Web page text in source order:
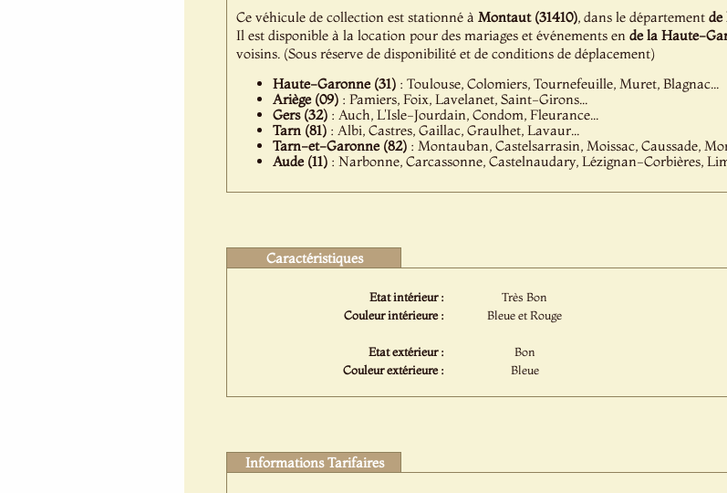
Ce véhicule de collection est stationné à Montaut (31410), dans le département de
Il est disponible à la location pour des mariages et événements en de la Haute-
voisins. (Sous réserve de disponibilité et de conditions de déplacement)
Haute-Garonne (31): Toulouse, Colomiers, Tournefeuille, Muret, Blagnac...
Ariège (09): Pamiers, Foix, Lavelanet, Saint-Girons...
Gers (32): Auch, L'Isle-Jourdain, Condom, Fleurance...
Tarn (81): Albi, Castres, Gaillac, Graulhet, Lavaur...
Tarn-et-Garonne (82): Montauban, Castelsarrasin, Moissac, Caussade,
Aude (11): Narbonne, Carcassonne, Castelnaudary, Lézignan-Corbières,
Caractéristiques
Etat intérieur :
Très Bon
Couleur intérieure :
Bleue et Rouge
Etat extérieur :
Bon
Couleur extérieure :
Bleue
Informations Tarifaires